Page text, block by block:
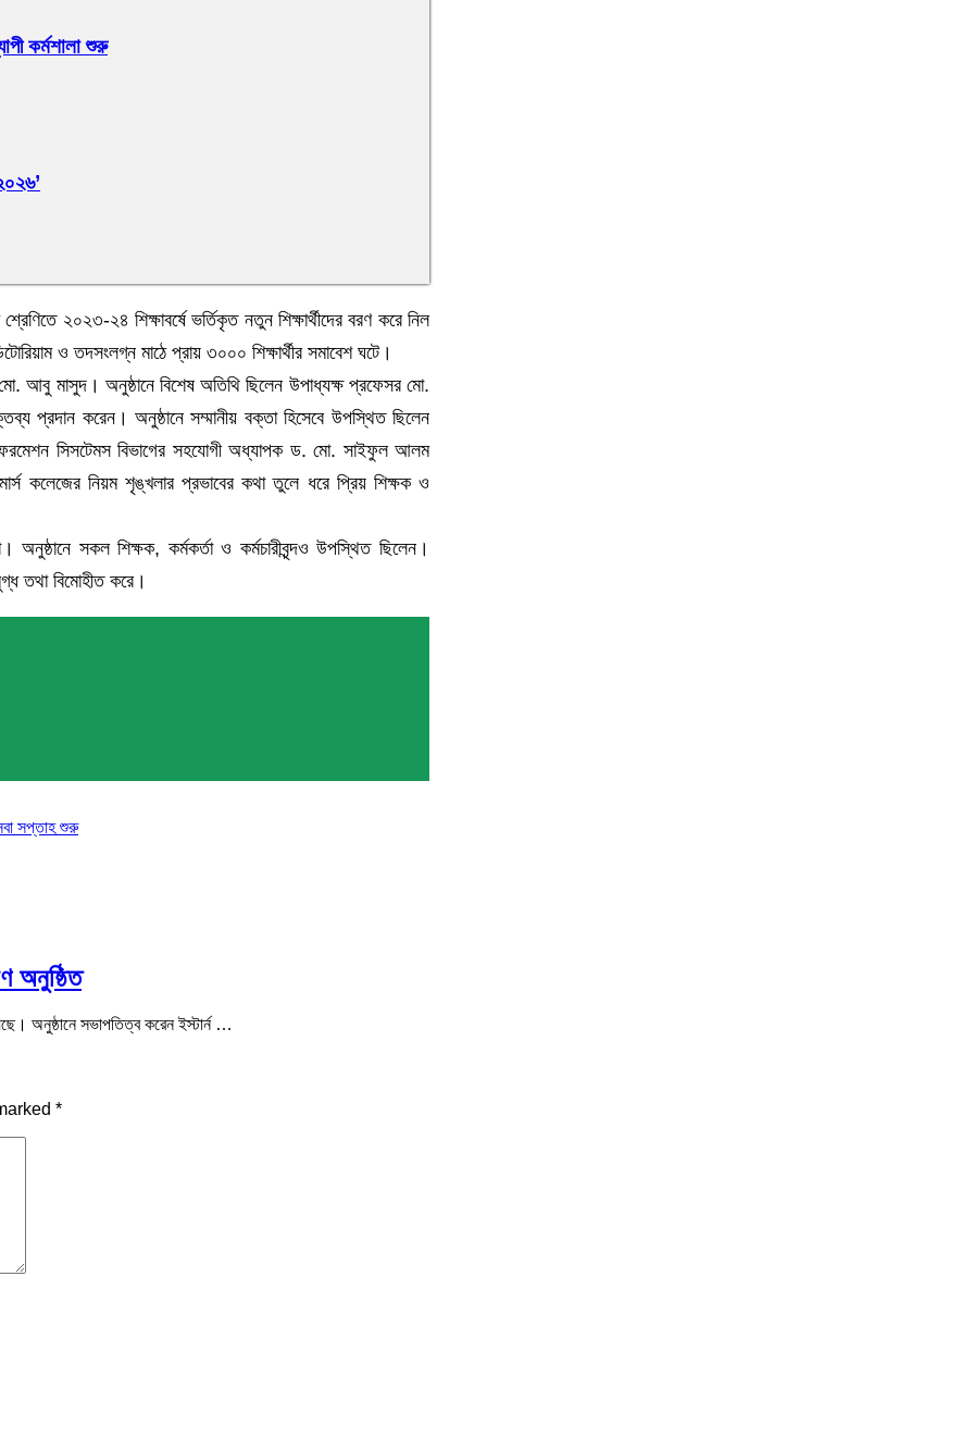
কর্মশালা শুরু
২০২৩-২৪ শিক্ষাবর্ষে ভর্তিকৃত নতুন শিক্ষার্থীদের বরণ করে নিল
ও তদসংলগ্ন মাঠে প্রায় ৩০০০ শিক্ষার্থীর সমাবেশ ঘটে।
আবু মাসুদ। অনুষ্ঠানে বিশেষ অতিথি ছিলেন উপাধ্যক্ষ প্রফেসর মো.
প্রদান করেন। অনুষ্ঠানে সম্মানীয় বক্তা হিসেবে উপস্থিত ছিলেন
ইনফরমেশন সিসটেমস বিভাগের সহযোগী অধ্যাপক ড. মো. সাইফুল আলম
কলেজের নিয়ম শৃঙ্খলার প্রভাবের কথা তুলে ধরে প্রিয় শিক্ষক ও
অনুষ্ঠানে সকল শিক্ষক, কর্মকর্তা ও কর্মচারীবৃন্দও উপস্থিত ছিলেন।
তথা বিমোহীত করে।
সপ্তাহ শুরু
অনুষ্ঠিত
অনুষ্ঠানে সভাপতিত্ব করেন ইস্টার্ন …
*